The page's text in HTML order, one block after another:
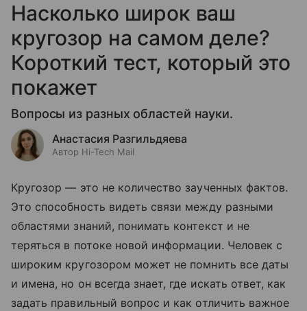
Насколько широк ваш
кругозор на самом деле?
Короткий тест, который это
покажет
Вопросы из разных областей науки.
Анастасия Разгильдяева
Автор Hi-Tech Mail
Кругозор — это не количество заученных фактов.
Это способность видеть связи между разными
областями знаний, понимать контекст и не
теряться в потоке новой информации. Человек с
широким кругозором может не помнить все даты
и имена, но он всегда знает, где искать ответ, как
задать правильный вопрос и как отличить важное